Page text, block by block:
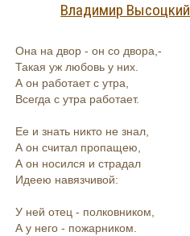
Владимир Высоцкий
Она на двор - он со двора,-
Такая уж любовь у них.
А он работает с утра,
Всегда с утра работает.
Ее и знать никто не знал,
А он считал пропащею,
А он носился и страдал
Идеею навязчивой:
У ней отец - полковником,
А у него - пожарником.